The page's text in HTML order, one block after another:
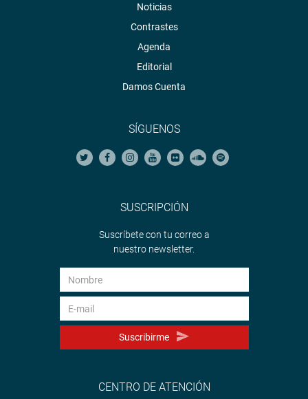
Noticias
Contrastes
Agenda
Editorial
Damos Cuenta
SÍGUENOS
SUSCRIPCIÓN
Suscríbete con tu correo a
nuestro newsletter.
Suscribirme
CENTRO DE ATENCIÓN